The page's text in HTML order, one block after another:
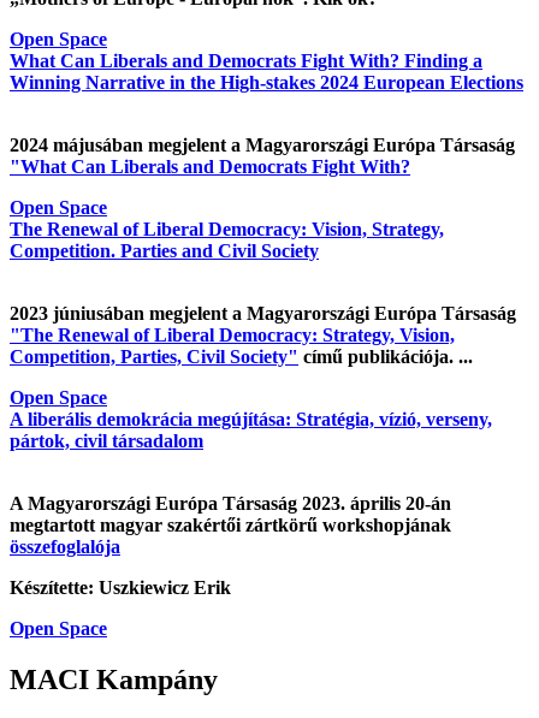
Open Space
What Can Liberals and Democrats Fight With? Finding a
Winning Narrative in the High-stakes 2024 European Elections
2024 májusában megjelent a Magyarországi Európa Társaság
"What Can Liberals and Democrats Fight With?
Open Space
The Renewal of Liberal Democracy: Vision, Strategy,
Competition. Parties and Civil Society
2023 júniusában megjelent a Magyarországi Európa Társaság
"The Renewal of Liberal Democracy: Strategy, Vision,
Competition, Parties, Civil Society" című publikációja. ...
Open Space
A liberális demokrácia megújítása: Stratégia, vízió, verseny,
pártok, civil társadalom
A Magyarországi Európa Társaság 2023. április 20-án
megtartott magyar szakértői zártkörű workshopjának
összefoglalója
Készítette: Uszkiewicz Erik
Open Space
MACI Kampány